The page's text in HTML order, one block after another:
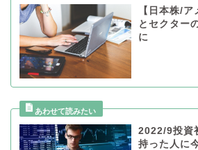
【日本株/
とセクター
に
2022/9投資
持った人に